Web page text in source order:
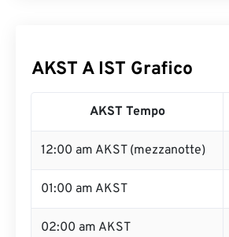
AKST A IST Grafico
AKST Tempo
12:00 am AKST (mezzanotte)
01:00 am AKST
02:00 am AKST